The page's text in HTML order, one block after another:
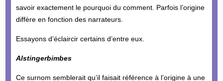
savoir exactement le pourquoi du comment. Parfois l’origine
diffère en fonction des narrateurs.
Essayons d’éclaircir certains d’entre eux.
Alstingerbimbes
Ce surnom semblerait qu’il faisait référence à l’origine à une